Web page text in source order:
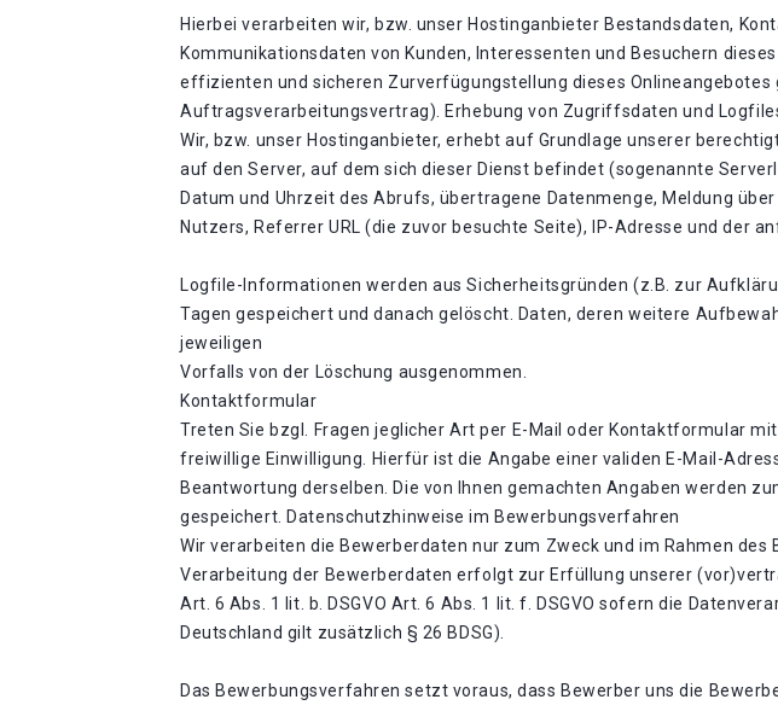
Hierbei verarbeiten wir, bzw. unser Hostinganbieter Bestandsdaten,
Kommunikationsdaten von Kunden, Interessenten und Besuchern
effizienten und sicheren Zurverfügungstellung dieses Onlineangebotes
Auftragsverarbeitungsvertrag). Erhebung von Zugriffsdaten und
Wir, bzw. unser Hostinganbieter, erhebt auf Grundlage unserer
auf den Server, auf dem sich dieser Dienst befindet (sogenannte
Datum und Uhrzeit des Abrufs, übertragene Datenmenge, Meldung
Nutzers, Referrer URL (die zuvor besuchte Seite), IP-Adresse und der
Logfile-Informationen werden aus Sicherheitsgründen (z.B. zur
Tagen gespeichert und danach gelöscht. Daten, deren weitere
jeweiligen
Vorfalls von der Löschung ausgenommen.
Kontaktformular
Treten Sie bzgl. Fragen jeglicher Art per E-Mail oder Kontaktformular
freiwillige Einwilligung. Hierfür ist die Angabe einer validen E-Mail-
Beantwortung derselben. Die von Ihnen gemachten Angaben werden
gespeichert. Datenschutzhinweise im Bewerbungsverfahren
Wir verarbeiten die Bewerberdaten nur zum Zweck und im Rahmen
Verarbeitung der Bewerberdaten erfolgt zur Erfüllung unserer
Art. 6 Abs. 1 lit. b. DSGVO Art. 6 Abs. 1 lit. f. DSGVO sofern die
Deutschland gilt zusätzlich § 26 BDSG).
Das Bewerbungsverfahren setzt voraus, dass Bewerber uns die